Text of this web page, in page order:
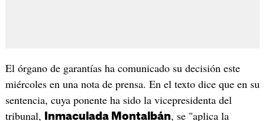
El órgano de garantías ha comunicado su decisión este
miércoles en una nota de prensa. En el texto dice que en su
sentencia, cuya ponente ha sido la vicepresidenta del
tribunal,
Inmaculada Montalbán, se "aplica la